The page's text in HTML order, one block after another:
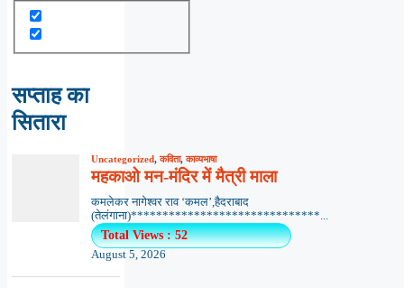
सप्ताह का
सितारा
Uncategorized,कविता,काव्यभाषा
महकाओ मन-मंदिर में मैत्री माला
कमलेकर नागेश्वर राव ‘कमल’,हैदराबाद
(तेलंगाना)******************************...
Total Views : 52
August 5, 2026